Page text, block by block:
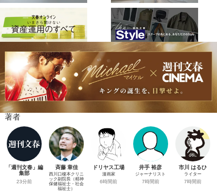
著者
「週刊文春」編
集部
23分前
斉藤 章佳
西川口榎本クリニ
ック副院長（精神
保健福祉士・社会
福祉士）
ドリヤス工場
漫画家
6時間前
井手 裕彦
ジャーナリスト
7時間前
市川 はるひ
ライター
7時間前